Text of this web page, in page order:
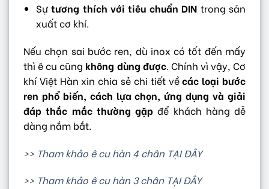
Sựtương thích với tiêu chuẩn DIN trong sản
xuất cơ khí.
Nếu chọn sai bước ren, dù inox có tốt đến mấy
thì ê cu cũng không dùng được. Chính vì vậy, Cơ
khí Việt Hàn xin chia sẻ chi tiết vềcác loại bước
ren phổ biến, cách lựa chọn, ứng dụng và giải
đáp thắc mắc thường gặp để khách hàng dễ
dàng nắm bắt.
>> Tham khảo ê cu hàn 4 chân TẠI ĐÂY
>> Tham khảo ê cu hàn 3 chân TẠI ĐÂY